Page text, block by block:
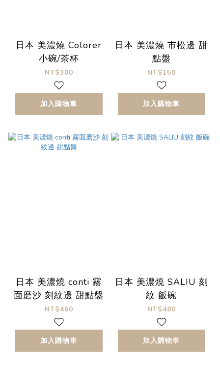
日本 美濃燒 Colorer
小碗/茶杯
NT$300
加入購物車
日本 美濃燒 市松邊 甜
點盤
NT$150
加入購物車
日本 美濃燒 conti 霧
面磨沙 刻紋邊 甜點盤
NT$460
加入購物車
日本 美濃燒 SALIU 刻
紋 飯碗
NT$480
加入購物車